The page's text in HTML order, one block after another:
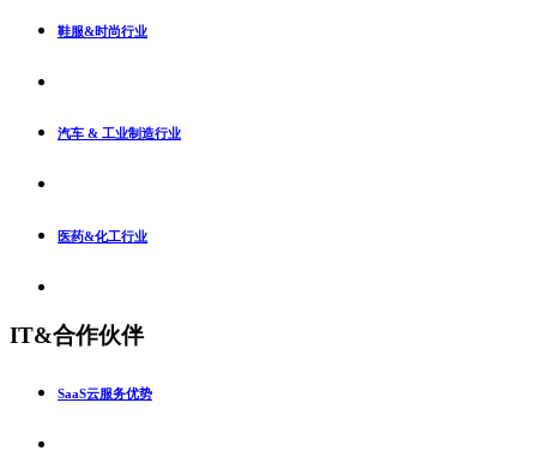
鞋服&时尚行业
汽车 & 工业制造行业
医药&化工行业
IT&合作伙伴
SaaS云服务优势